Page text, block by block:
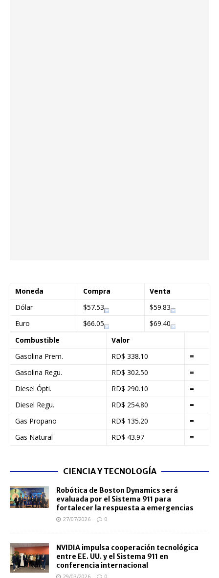
Moneda Compra
Venta
Dólar
$57.53
$59.83
Euro
$66.05
$69.40
Combustible
Valor
Gasolina Prem.
RD$ 338.10
=
Gasolina Regu.
RD$ 302.50
=
Diesel Ópti.
RD$ 290.10
=
Diesel Regu.
RD$ 254.80
=
Gas Propano
RD$ 135.20
=
Gas Natural
RD$ 43.97 =
CIENCIA Y TECNOLOGÍA
Robótica de Boston Dynamics será
evaluada por el Sistema 911 para
fortalecer la respuesta a emergencias
27/07/2026 0
NVIDIA impulsa cooperación tecnológica
entre EE. UU. y el Sistema 911 en
conferencia internacional
29/03/2026 0